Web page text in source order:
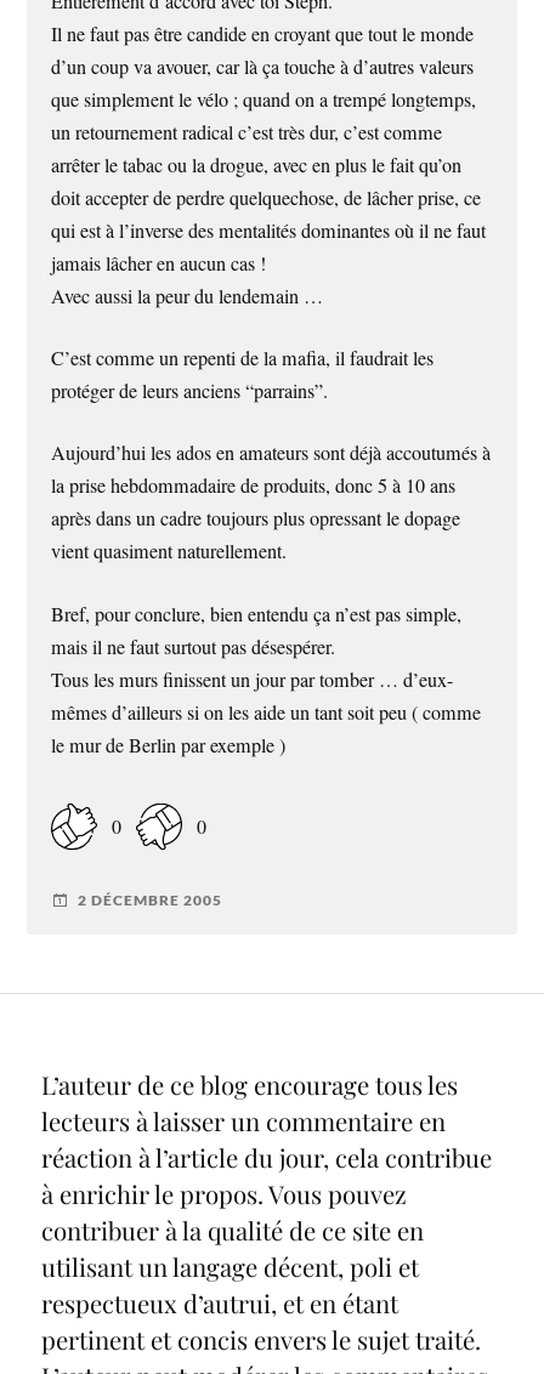
Il ne faut pas être candide en croyant que tout le monde
d’un coup va avouer, car là ça touche à d’autres valeurs
que simplement le vélo ; quand on a trempé longtemps,
un retournement radical c’est très dur, c’est comme
arrêter le tabac ou la drogue, avec en plus le fait qu’on
doit accepter de perdre quelquechose, de lâcher prise, ce
qui est à l’inverse des mentalités dominantes où il ne faut
jamais lâcher en aucun cas !
Avec aussi la peur du lendemain …
C’est comme un repenti de la mafia, il faudrait les
protéger de leurs anciens “parrains”.
Aujourd’hui les ados en amateurs sont déjà accoutumés à
la prise hebdommadaire de produits, donc 5 à 10 ans
après dans un cadre toujours plus opressant le dopage
vient quasiment naturellement.
Bref, pour conclure, bien entendu ça n’est pas simple,
mais il ne faut surtout pas désespérer.
Tous les murs finissent un jour par tomber … d’eux-
mêmes d’ailleurs si on les aide un tant soit peu ( comme
le mur de Berlin par exemple )
0 0
2 DÉCEMBRE 2005
L’auteur de ce blog encourage tous les
lecteurs à laisser un commentaire en
réaction à l’article du jour, cela contribue
à enrichir le propos. Vous pouvez
contribuer à la qualité de ce site en
utilisant un langage décent, poli et
respectueux d’autrui, et en étant
pertinent et concis envers le sujet traité.